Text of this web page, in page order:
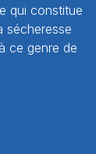
qui constitue
sécheresse
ce genre de